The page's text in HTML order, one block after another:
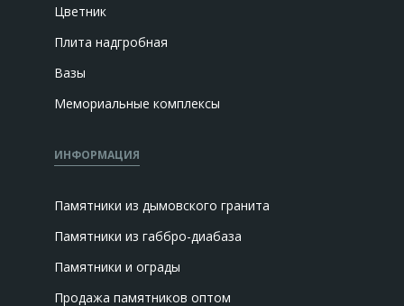
Цветник
Плита надгробная
Вазы
Мемориальные комплексы
ИНФОРМАЦИЯ
Памятники из дымовского гранита
Памятники из габбро-диабаза
Памятники и ограды
Продажа памятников оптом